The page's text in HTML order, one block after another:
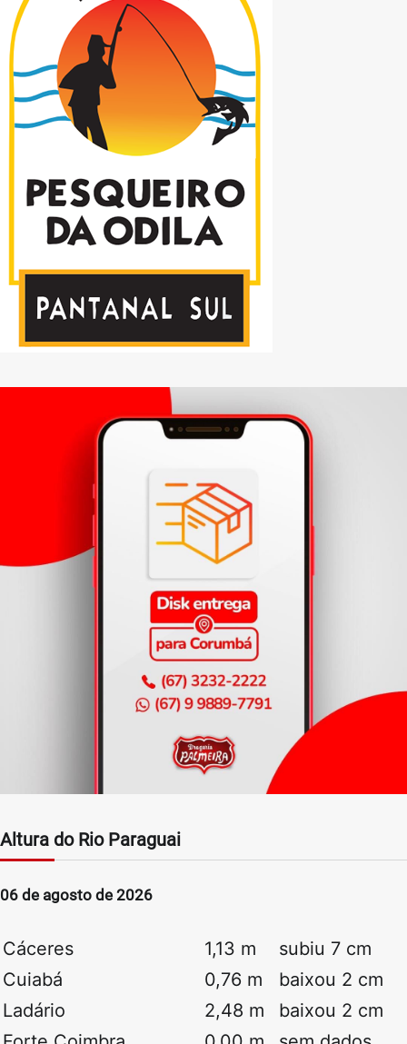
Altura do Rio Paraguai
06 de agosto de 2026
Cáceres 1,13 m
subiu 7 cm
Cuiabá
0,76 m
baixou 2 cm
Ladário
2,48 m
baixou 2 cm